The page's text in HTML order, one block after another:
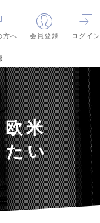
方へ 会員登録 ログイン
欧米
たい